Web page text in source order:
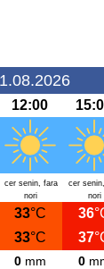
12:00
cer senin, fara
nori
cer
nori
33°C 36
33°C 37
0mm 0